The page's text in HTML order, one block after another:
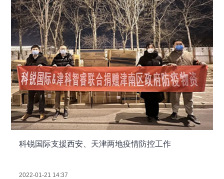
科锐国际支援西安、天津两地疫情防控工作
2022-01-21 14:37